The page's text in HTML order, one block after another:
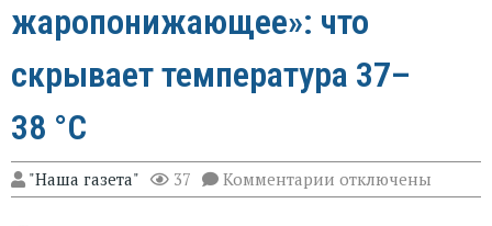
жаропонижающее»: что
скрывает температура 37–
38 °C
"Наша газета" 37 Комментарии к
записи
отключены